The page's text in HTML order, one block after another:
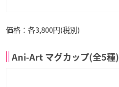
価格：各3,800円(税別)
Ani-Art マグカップ(全5種)